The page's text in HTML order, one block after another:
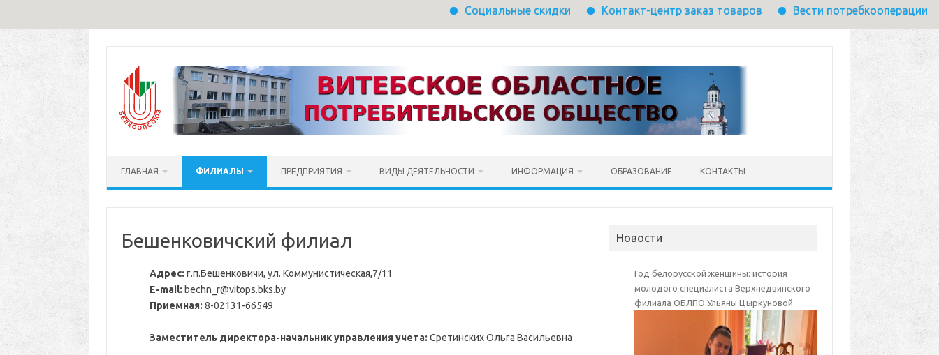
Социальные скидки Контакт-центр заказ товаров Вести потребкооперации
содержимому
ГЛАВНАЯ ФИЛИАЛЫ ПРЕДПРИЯТИЯ ВИДЫ ДЕЯТЕЛЬНОСТИ ИНФОРМАЦИЯ ОБРАЗОВАНИЕ КОНТАКТЫ
Бешенковичский филиал
Адрес: г.п.Бешенковичи, ул. Коммунистическая,7/11
E-mail: bechn_r@vitops.bks.by
Приемная: 8-02131-66549
Заместитель директора-начальник управления учета: Сретинских Ольга Васильевна
Новости
Год белорусской женщины: история
молодого специалиста Верхнедвинского
филиала ОБЛПО Ульяны Цыркуновой